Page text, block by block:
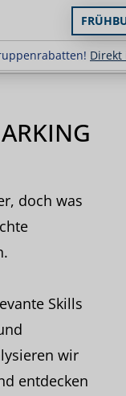
Direkt
doch was
Skills
wir
entdecken